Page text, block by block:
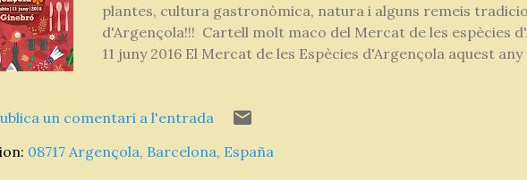
plantes, cultura gastronòmica, natura i alguns remeis
d'Argençola!!! Cartell molt maco del Mercat de les espècies
11 juny 2016 El Mercat de les Espècies d'Argençola aquest
diferent, entretingut i agradable... Ho organitza l' Associació
reunit un munt d'experts i preparat tallers i activitats
tots els gustos i curiositats !!! Hi ha moltes activitats , des de
un comentari a l'entrada
08717 Argençola, Barcelona, España